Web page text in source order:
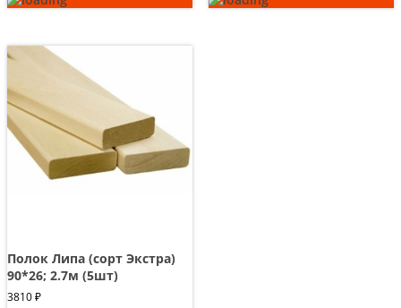
Полок Липа (сорт Экстра)
90*26; 2.7м (5шт)
3810₽